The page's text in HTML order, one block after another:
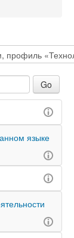
на иностранном языке
деятельности